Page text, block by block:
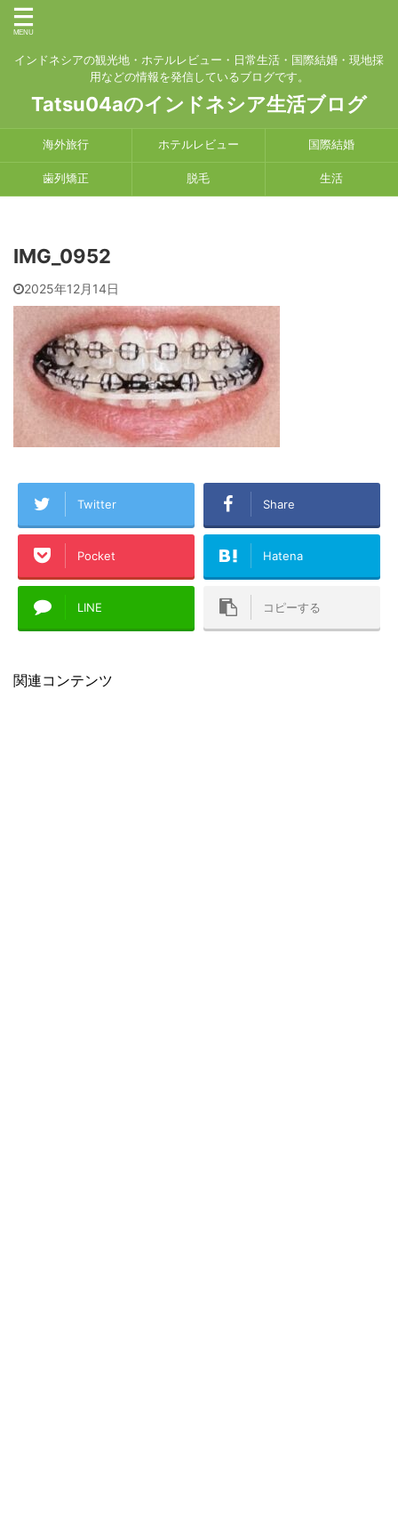
インドネシアの観光地・ホテルレビュー・日常生活・国際結婚・現地採
用などの情報を発信しているブログです。
Tatsu04aのインドネシア生活ブログ
海外旅行 ホテルレビュー 国際結婚
歯列矯正 脱毛 生活
IMG_0952
2025年12月14日
Twitter Share
Pocket Hatena
LINE コピーする
関連コンテンツ